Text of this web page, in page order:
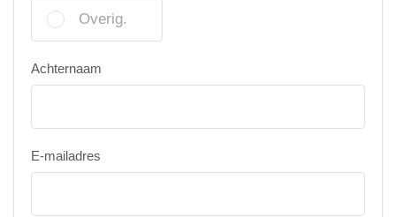
Overig.
Achternaam
E-mailadres